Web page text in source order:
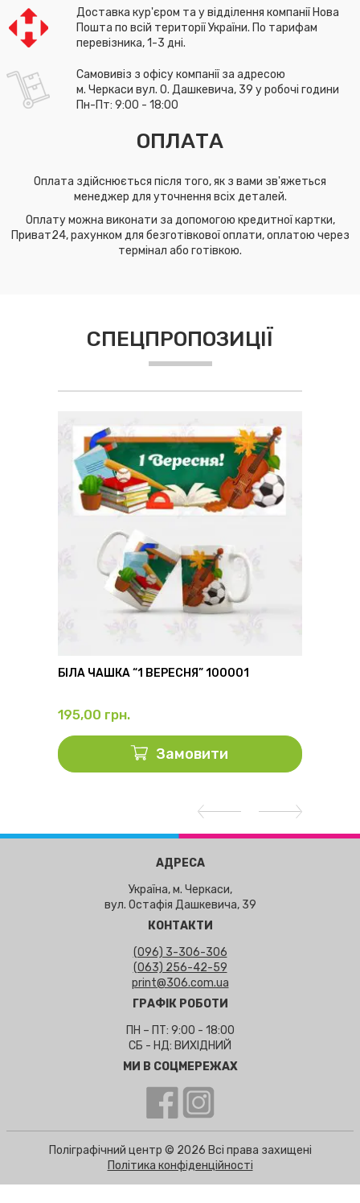
Доставка кур'єром та у відділення компанії Нова
Пошта по всій території України. По тарифам
перевізника, 1-3 дні.
Самовивіз з офісу компанії за адресою
м. Черкаси вул. О. Дашкевича, 39 у робочі години
Пн-Пт: 9:00 - 18:00
ОПЛАТА
Оплата здійснюється після того, як з вами зв'яжеться
менеджер для уточнення всіх деталей.
Оплату можна виконати за допомогою кредитної картки,
Приват24, рахунком для безготівкової оплати, оплатою через
термінал або готівкою.
СПЕЦПРОПОЗИЦІЇ
БІЛА ЧАШКА “1 ВЕРЕСНЯ” 100001
195,00 грн.
Замовити
АДРЕСА
Україна, м. Черкаси,
вул. Остафія Дашкевича, 39
КОНТАКТИ
(096) 3-306-306
(063) 256-42-59
print@306.com.ua
ГРАФІК РОБОТИ
ПН – ПТ: 9:00 - 18:00
СБ - НД: ВИХІДНИЙ
МИ В СОЦМЕРЕЖАХ
Поліграфічний центр © 2026 Всі права захищені
Політика конфіденційності